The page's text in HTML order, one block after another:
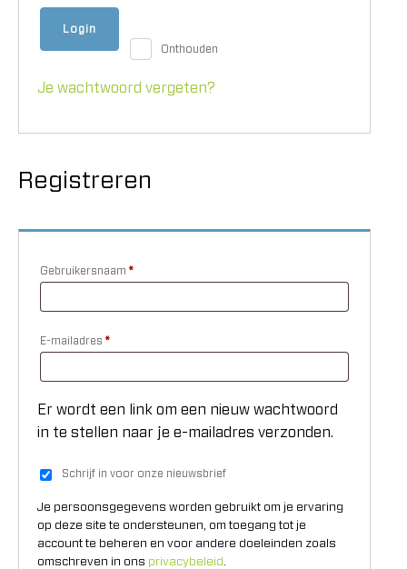
Onthouden
Login
Je wachtwoord vergeten?
Registreren
Gebruikersnaam *
E-mailadres *
Er wordt een link om een nieuw wachtwoord
in te stellen naar je e-mailadres verzonden.
Schrijf in voor onze nieuwsbrief
Je persoonsgegevens worden gebruikt om je ervaring
op deze site te ondersteunen, om toegang tot je
account te beheren en voor andere doeleinden zoals
omschreven in ons privacybeleid .